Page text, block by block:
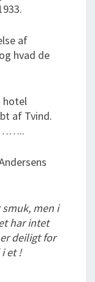
af
hvad de
hotel
af Tvind.
smuk, men i
har intet
deiligt for
et !